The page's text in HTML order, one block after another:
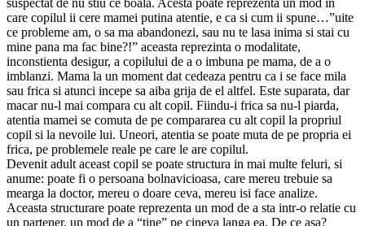
suspectat de nu stiu ce boala. Acesta poate reprezenta un mod in
care copilul ii cere mamei putina atentie, e ca si cum ii spune…”uite
ce probleme am, o sa ma abandonezi, sau nu te lasa inima si stai cu
mine pana ma fac bine?!” aceasta reprezinta o modalitate,
inconstienta desigur, a copilului de a o imbuna pe mama, de a o
imblanzi. Mama la un moment dat cedeaza pentru ca i se face mila
sau frica si atunci incepe sa aiba grija de el altfel. Este suparata, dar
macar nu-l mai compara cu alt copil. Fiindu-i frica sa nu-l piarda,
atentia mamei se comuta de pe compararea cu alt copil la propriul
copil si la nevoile lui. Uneori, atentia se poate muta de pe propria ei
frica, pe problemele reale pe care le are copilul.
Devenit adult aceast copil se poate structura in mai multe feluri, si
anume: poate fi o persoana bolnavicioasa, care mereu trebuie sa
mearga la doctor, mereu o doare ceva, mereu isi face analize.
Aceasta structurare poate reprezenta un mod de a sta intr-o relatie cu
un partener, un mod de a “tine” pe cineva langa ea. De ce asa?